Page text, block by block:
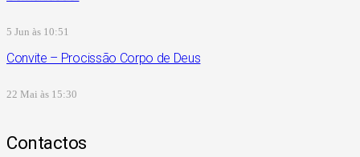
5 Jun às 10:51
Convite – Procissão Corpo de Deus
22 Mai às 15:30
Contactos